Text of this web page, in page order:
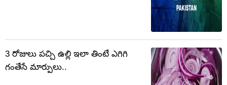
3 రోజులు పచ్చి ఉల్లి ఇలా తింటే ఎగిగి
గంతేసే మార్పులు..